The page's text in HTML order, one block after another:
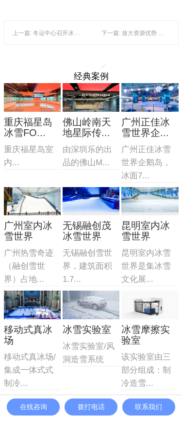
上一篇: 冬运中心召开冰雪项目新周期训练备战工作会议 下一篇: 放大资源优势 发展冰雪经济
经典案例
重庆福星岛
冰雪FO...
重庆福星岛室
内...
佛山岭南天
地星际传...
由深圳乐的出
品的佛山M...
广州正佳冰
雪世界企...
广州正佳冰雪
世界企鹅岛，
冰面7...
广州室内冰
雪世界
广州热雪奇迹
（融创雪世
界）占地...
无锡融创茂
冰雪世界
无锡融创雪世
界，建筑面积
1.7...
昆明室内冰
雪世界
昆明室内冰雪
世界是集冰雪
文化展...
移动式真冰
场
移动式真冰场/
集成一体式式
制冷...
冰雪实验室
冰雪实验室/风
洞造雪系统
冰雪摩擦实
验室
该实验室由三
部分组成：制
冷造雪...
主营产品 业务板块 冰雪案例 冰雪新闻
联系我们
在线咨询 拨打电话 联系我们